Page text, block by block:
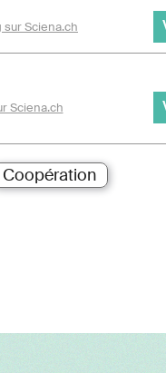
Sciena.ch
Sciena.ch
Coopération